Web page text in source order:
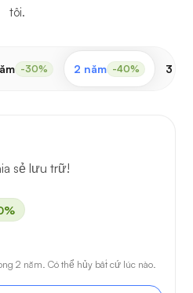
tôi.
-30% 2 năm -40% 3
sẻ lưu trữ!
2 năm. Có thể hủy bất cứ lúc nào.